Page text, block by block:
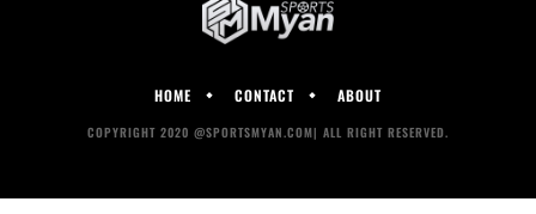
HOME CONTACT ABOUT
COPYRIGHT 2020 @SPORTSMYAN.COM| ALL RIGHT RESERVED.